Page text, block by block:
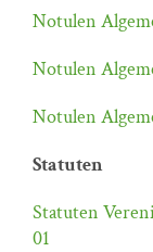
Notulen
Notulen
Notulen
Statuten
Statuten
01